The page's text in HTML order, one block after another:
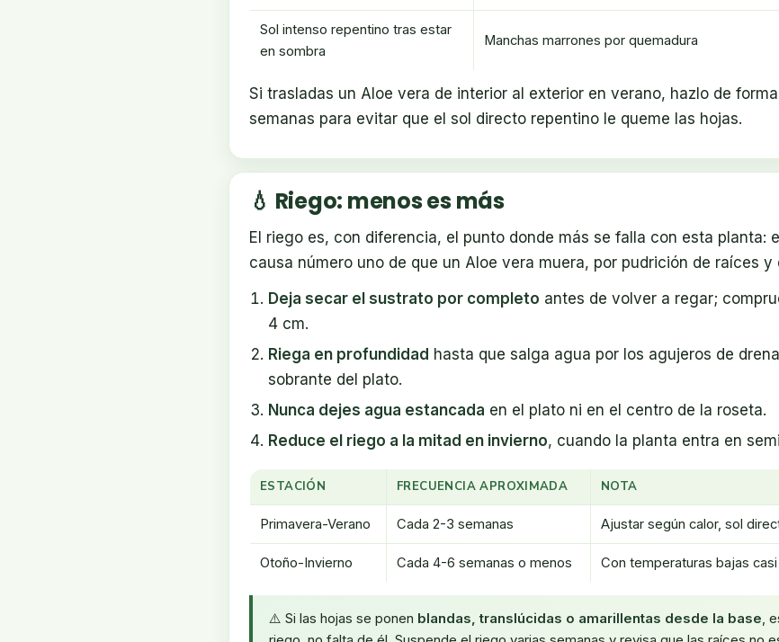
Sol intenso repentino tras estar
en sombra
Manchas marrones por quemadura
Si trasladas un Aloe vera de interior al exterior en verano, hazlo de
semanas para evitar que el sol directo repentino le queme las hojas.
💧 Riego: menos es más
El riego es, con diferencia, el punto donde más se falla con esta planta: el
causa número uno de que un Aloe vera muera, por pudrición de raíces y
Deja secar el sustrato por completo antes de volver a regar;
4 cm.
Riega en profundidad hasta que salga agua por los agujeros de
sobrante del plato.
Nunca dejes agua estancada en el plato ni en el centro de la roseta.
Reduce el riego a la mitad en invierno, cuando la planta entra en
ESTACIÓN FRECUENCIA APROXIMADA NOTA
Primavera-Verano Cada 2-3 semanas Ajustar según calor, sol
Otoño-Invierno Cada 4-6 semanas o menos Con temperaturas bajas
⚠️ Si las hojas se ponen blandas, translúcidas o amarillentas desde la base,